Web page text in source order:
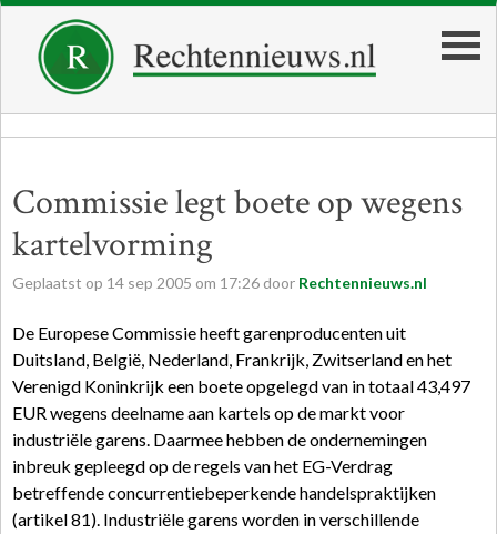
Commissie legt boete op wegens
kartelvorming
Geplaatst op 14 sep 2005 om 17:26 door Rechtennieuws.nl
De Europese Commissie heeft garenproducenten uit
Duitsland, België, Nederland, Frankrijk, Zwitserland en het
Verenigd Koninkrijk een boete opgelegd van in totaal 43,497
EUR wegens deelname aan kartels op de markt voor
industriële garens. Daarmee hebben de ondernemingen
inbreuk gepleegd op de regels van het EG-Verdrag
betreffende concurrentiebeperkende handelspraktijken
(artikel 81). Industriële garens worden in verschillende